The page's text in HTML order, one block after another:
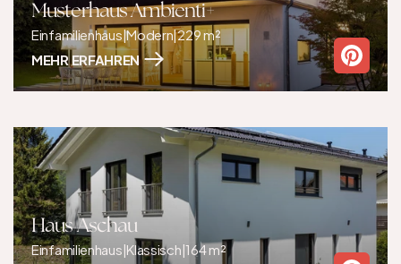
Musterhaus Ambienti+
Einfamilienhaus|Modern|229 m²
MEHR ERFAHREN
Haus Aschau
Einfamilienhaus|Klassisch|164 m²